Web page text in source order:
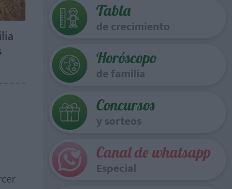
Tabla
de crecimiento
Horóscopo
de familia
Concursos
y sorteos
Canal de whatsapp
Especial